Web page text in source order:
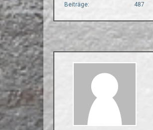
Beiträge
487